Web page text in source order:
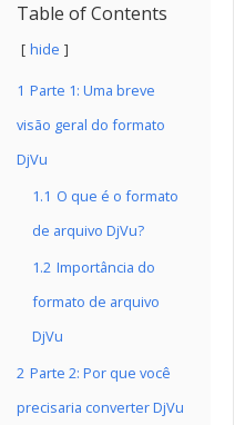
Table of Contents
hide
1 Parte 1: Uma breve
visão geral do formato
DjVu
1.1 O que é o formato
de arquivo DjVu?
1.2 Importância do
formato de arquivo
DjVu
2 Parte 2: Por que você
precisaria converter DjVu